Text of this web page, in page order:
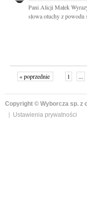
Pani Alicji Małek
słowa otuchy z powodu
« poprzednie 1 ...
Copyright © Wyborcza sp. z
Ustawienia prywatności